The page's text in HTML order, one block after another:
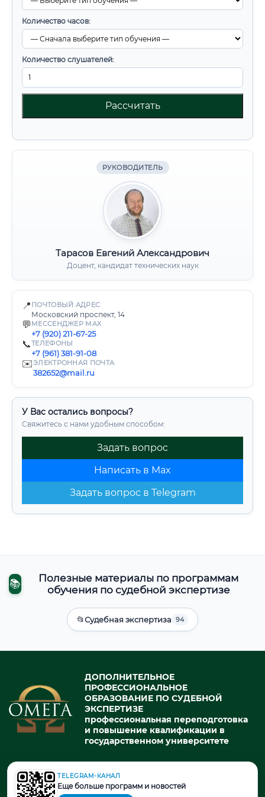
Количество часов:
Количество слушателей:
Рассчитать
РУКОВОДИТЕЛЬ
Тарасов Евгений Александрович
Доцент, кандидат технических наук
📍 ПОЧТОВЫЙ АДРЕС
Московский проспект, 14
💬 МЕССЕНДЖЕР MAX
+7 (920) 211-67-25
📞ТЕЛЕФОНЫ
+7 (961) 381-91-08
✉️ЭЛЕКТРОННАЯ ПОЧТА
382652@mail.ru
У Вас остались вопросы?
Свяжитесь с нами удобным способом:
Задать вопрос
Написать в Max
Задать вопрос в Telegram
📚
Полезные материалы по программам
обучения по судебной экспертизе
📂Судебная экспертиза 94
ДОПОЛНИТЕЛЬНОЕ
ПРОФЕССИОНАЛЬНОЕ
ОБРАЗОВАНИЕ ПО СУДЕБНОЙ
ЭКСПЕРТИЗЕ
профессиональная переподготовка
и повышение квалификации в
государственном университете
© 2026. При использовании материалов портала активная ссылка
на источник обязательна.
TELEGRAM-КАНАЛ
Еще больше программ и новостей